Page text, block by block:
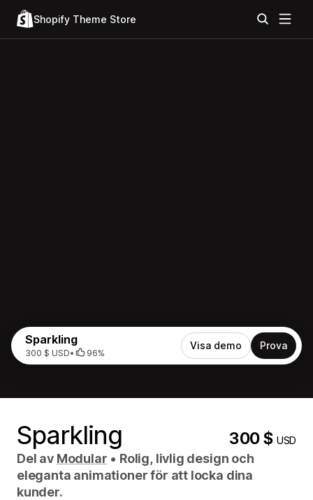
Shopify Theme Store
Sparkling
300 $ USD• 96%
Visa demo Prova
Sparkling 300 $USD
Del av Modular • Rolig, livlig design och
eleganta animationer för att locka dina
kunder.